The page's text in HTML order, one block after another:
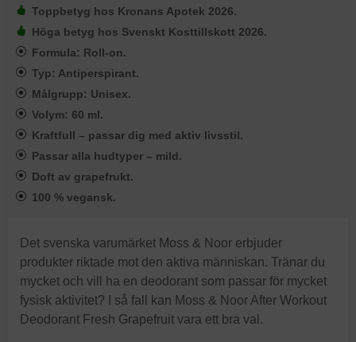
Toppbetyg hos Kronans Apotek 2026.
Höga betyg hos Svenskt Kosttillskott 2026.
Formula: Roll-on.
Typ: Antiperspirant.
Målgrupp: Unisex.
Volym: 60 ml.
Kraftfull – passar dig med aktiv livsstil.
Passar alla hudtyper – mild.
Doft av grapefrukt.
100 % vegansk.
Det svenska varumärket Moss & Noor erbjuder
produkter riktade mot den aktiva människan. Tränar du
mycket och vill ha en deodorant som passar för mycket
fysisk aktivitet? I så fall kan Moss & Noor After Workout
Deodorant Fresh Grapefruit vara ett bra val.